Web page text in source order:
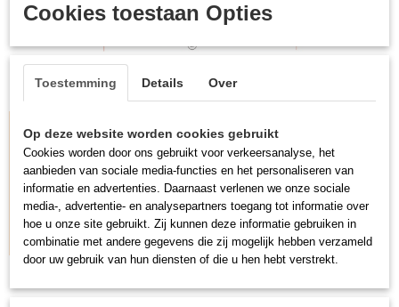
Kleur
Roze
Maten
M / L
Materiaal
ACRYL 80% VISCOSE 10% WOL 5% POLYESTER 5%
Kenmerken
*Roze letterpatroon.
*Sterk materiaal.
Cookies toestaan Opties
Toestemming Details Over
Op deze website worden cookies gebruikt
Cookies worden door ons gebruikt voor verkeersanalyse, het
aanbieden van sociale media-functies en het personaliseren van
informatie en advertenties. Daarnaast verlenen we onze sociale
media-, advertentie- en analysepartners toegang tot informatie over
hoe u onze site gebruikt. Zij kunnen deze informatie gebruiken in
combinatie met andere gegevens die zij mogelijk hebben verzameld
door uw gebruik van hun diensten of die u hen hebt verstrekt.